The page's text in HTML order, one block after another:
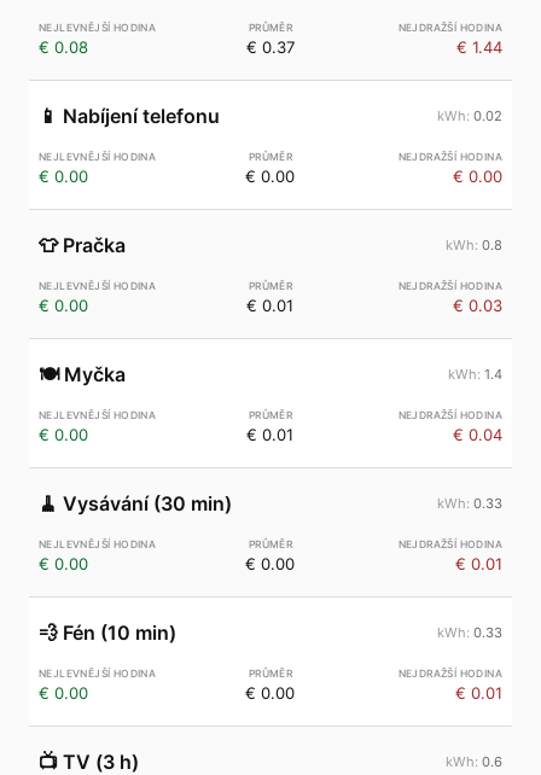
€ 0.08 € 0.37 € 1.44
📱 Nabíjení telefonu 0.02
€ 0.00 € 0.00 € 0.00
👕 Pračka 0.8
€ 0.00 € 0.01 € 0.03
🍽️ Myčka 1.4
€ 0.00 € 0.01 € 0.04
🧹 Vysávání (30 min) 0.33
€ 0.00 € 0.00 € 0.01
💨 Fén (10 min) 0.33
€ 0.00 € 0.00 € 0.01
📺 TV (3 h) 0.6